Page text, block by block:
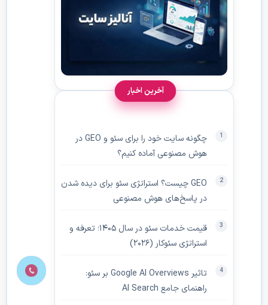
آخرین اخبار
چگونه سایت خود را برای سئو و GEO در
هوش مصنوعی آماده کنیم؟
GEO چیست؟ استراتژی سئو برای دیده‌ شدن
در پاسخ‌های هوش مصنوعی
قیمت خدمات سئو در سال ۱۴۰۵؛ تعرفه و
استراتژی سئوکار (۲۰۲۶)
تاثیر Google AI Overviews بر سئو:
راهنمای جامع AI Search